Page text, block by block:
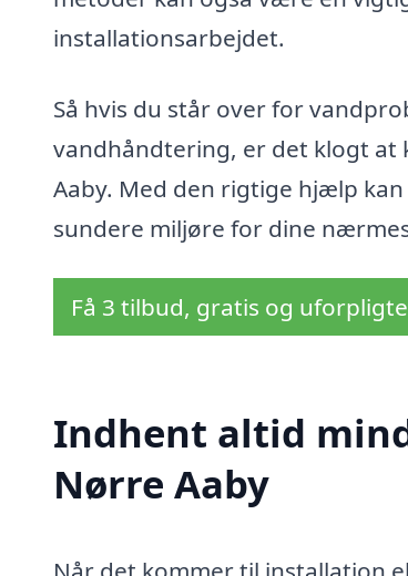
installationsarbejdet.
Så hvis du står over for
vandhåndtering, er det klogt at
Aaby. Med den rigtige hjælp
sundere miljøre for dine
Få 3 tilbud, gratis og
Indhent altid
Nørre Aaby